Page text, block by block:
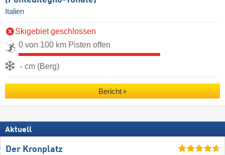
Italien
Skigebiet geschlossen
0 von 100 km Pisten offen
- cm (Berg)
Bericht
Aktuell
Der Kronplatz